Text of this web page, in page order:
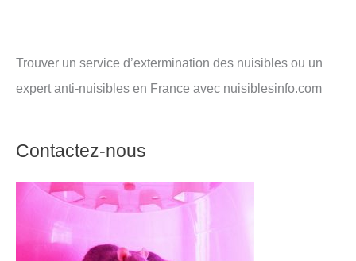
Trouver un service d’extermination des nuisibles ou un
expert anti-nuisibles en France avec nuisiblesinfo.com
Contactez-nous